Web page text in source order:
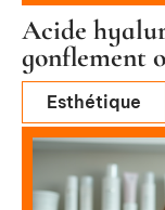
Acide
gonflement
Esthétique